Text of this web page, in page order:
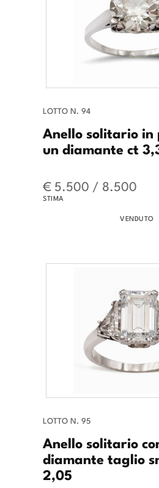
LOTTO N. 94
Anello solitario in
un diamante ct
€ 5.500 / 8.500
STIMA
VENDUTO
LOTTO N. 95
Anello solitario
diamante taglio
2,05